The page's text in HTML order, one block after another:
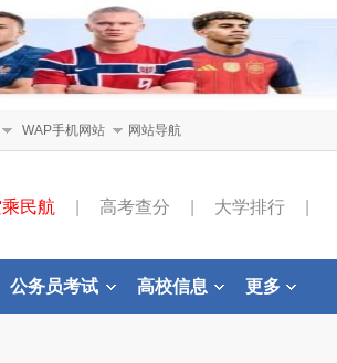
WAP手机网站 网站导航
民航 高考查分 大学排行
公务员考试 高校信息 更多